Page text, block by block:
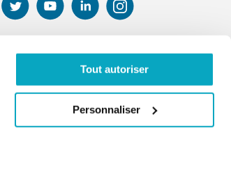
Tout autoriser
Personnaliser